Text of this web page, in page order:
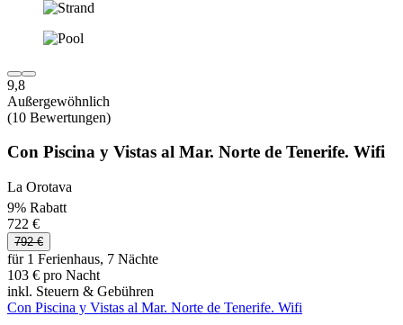
9,8
Außergewöhnlich
(10 Bewertungen)
Con Piscina y Vistas al Mar. Norte de Tenerife. Wifi
La Orotava
9% Rabatt
722 €
792 €
für 1 Ferienhaus, 7 Nächte
103 € pro Nacht
inkl. Steuern & Gebühren
Con Piscina y Vistas al Mar. Norte de Tenerife. Wifi